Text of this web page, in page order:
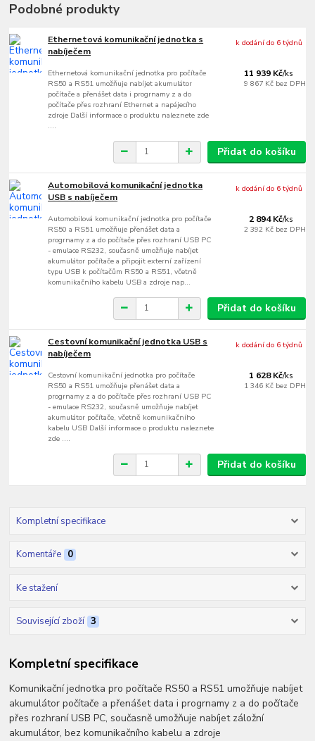
Podobné produkty
Ethernetová komunikační jednotka s
nabíječem
Ethernetová komunikační jednotka pro počítače
RS50 a RS51 umožňuje nabíjet akumulátor
počítače a přenášet data i progrnamy z a do
počítače přes rozhraní Ethernet a napájecího
zdroje Další informace o produktu naleznete zde
....
11 939 Kč/ks
9 867 Kč bez DPH
k dodání do 6 týdnů
Přidat do košíku
Automobilová komunikační jednotka
USB s nabíječem
Automobilová komunikační jednotka pro počítače
RS50 a RS51 umožňuje přenášet data a
progrnamy z a do počítače přes rozhraní USB PC
- emulace RS232, současně umožňuje nabíjet
akumulátor počítače a připojit externí zařízení
typu USB k počítačům RS50 a RS51, včetně
komunikačního kabelu USB a zdroje nap...
2 894 Kč/ks
2 392 Kč bez DPH
k dodání do 6 týdnů
Přidat do košíku
Cestovní komunikační jednotka USB s
nabíječem
Cestovní komunikační jednotka pro počítače
RS50 a RS51 umožňuje přenášet data a
progrnamy z a do počítače přes rozhraní USB PC
- emulace RS232, současně umožňuje nabíjet
akumulátor počítače, včetně komunikačního
kabelu USB Další informace o produktu naleznete
zde ....
1 628 Kč/ks
1 346 Kč bez DPH
k dodání do 6 týdnů
Přidat do košíku
Kompletní specifikace
Komentáře 0
Ke stažení
Související zboží 3
Kompletní specifikace
Komunikační jednotka pro počítače RS50 a RS51 umožňuje nabíjet
akumulátor počítače a přenášet data i progrnamy z a do počítače
přes rozhraní USB PC, současně umožňuje nabíjet záložní
akumulátor, bez komunikačního kabelu a zdroje